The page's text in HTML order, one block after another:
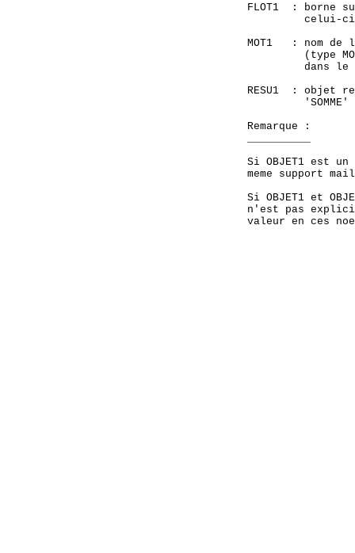
FLOT1  : borne
celui-
MOT1   : nom de
(type
dans le
RESU1  : objet
'SOMME'
    Remarque :
Si OBJET1 est un
meme support
Si OBJET1 et
n'est pas
valeur en ces